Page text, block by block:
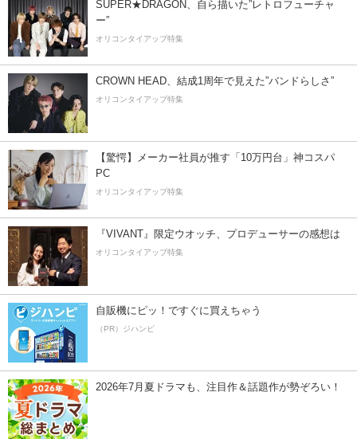
SUPER★DRAGON、自ら描いた”レトロフューチャ
ー”
オリコンタイアップ特集
CROWN HEAD、結成1周年で見えた”バンドらしさ”
オリコンタイアップ特集
【驚愕】メーカー社員が推す「10万円台」神コスパ
PC
オリコンタイアップ特集
『VIVANT』限定ウオッチ、プロデューサーの感想は
オリコンタイアップ特集
自販機にピッ！ですぐに買えちゃう
（PR）ジハンピ
2026年7月夏ドラマも、注目作＆話題作が勢ぞろい！